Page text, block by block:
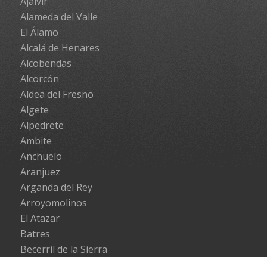
Alameda del Valle
El Álamo
Alcalá de Henares
Alcobendas
Alcorcón
Aldea del Fresno
Algete
Alpedrete
Ambite
Anchuelo
Aranjuez
Arganda del Rey
Arroyomolinos
El Atazar
Batres
Becerril de la Sierra